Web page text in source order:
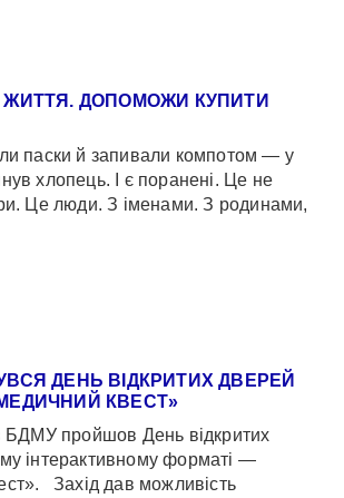
ЖИТТЯ. ДОПОМОЖИ КУПИТИ
паски й запивали компотом — у
хлопець. І є поранені. Це не
Це люди. З іменами. З родинами,
ДЕНЬ ВІДКРИТИХ ДВЕРЕЙ
КВЕСТ»
БДМУ пройшов День відкритих
інтерактивному форматі —
Захід дав можливість